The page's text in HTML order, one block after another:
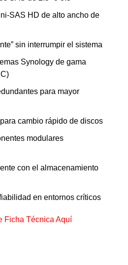
SAS HD de alto ancho de
sin interrumpir el sistema
Synology de gama
para mayor
cambio rápido de discos
modulares
con el almacenamiento
en entornos críticos
Ficha Técnica Aquí